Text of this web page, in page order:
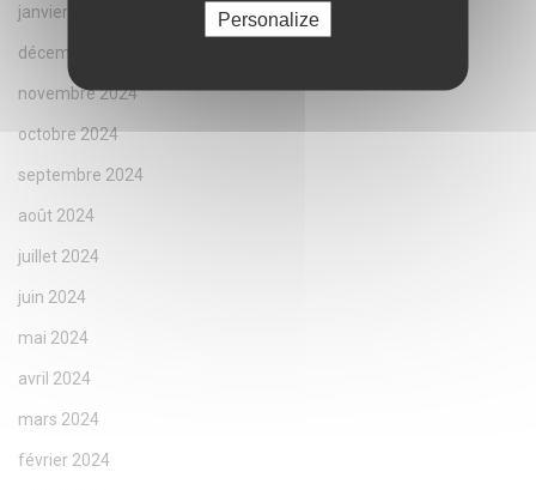
janvier 2025
décembre 2024
novembre 2024
octobre 2024
septembre 2024
août 2024
juillet 2024
juin 2024
mai 2024
avril 2024
mars 2024
février 2024
Personalize